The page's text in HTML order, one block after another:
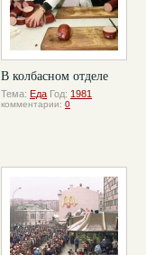
В колбасном отделе
Тема: Еда Год: 1981
комментарии: 0